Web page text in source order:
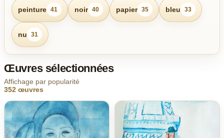
peinture 41 noir 40 papier 35 bleu 33
nu 31
Œuvres sélectionnées
Affichage par popularité
352 œuvres